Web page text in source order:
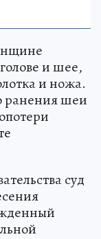
и шее,
и ножа.
ранения шеи
суд